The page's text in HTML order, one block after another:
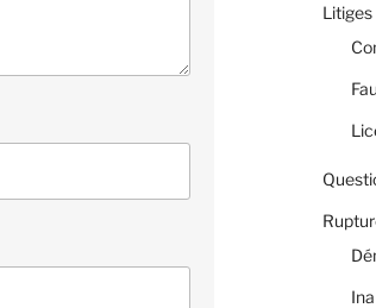
Litiges